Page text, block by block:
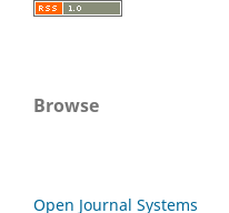
Browse
Open Journal Systems